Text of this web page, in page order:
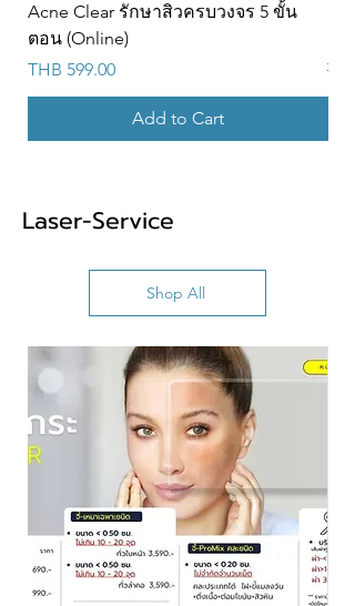
Acne Clear รักษาสิวครบวงจร 5 ขั้น
ตอน (Online)
Price
THB 599.00
Add to Cart
Laser-Service
Shop All